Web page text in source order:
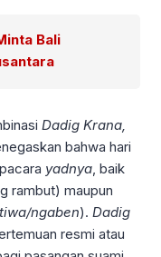
Bali
Dadig Krana,
bahwa hari
yadnya, baik
rambut) maupun
ngaben). Dadig
resmi atau